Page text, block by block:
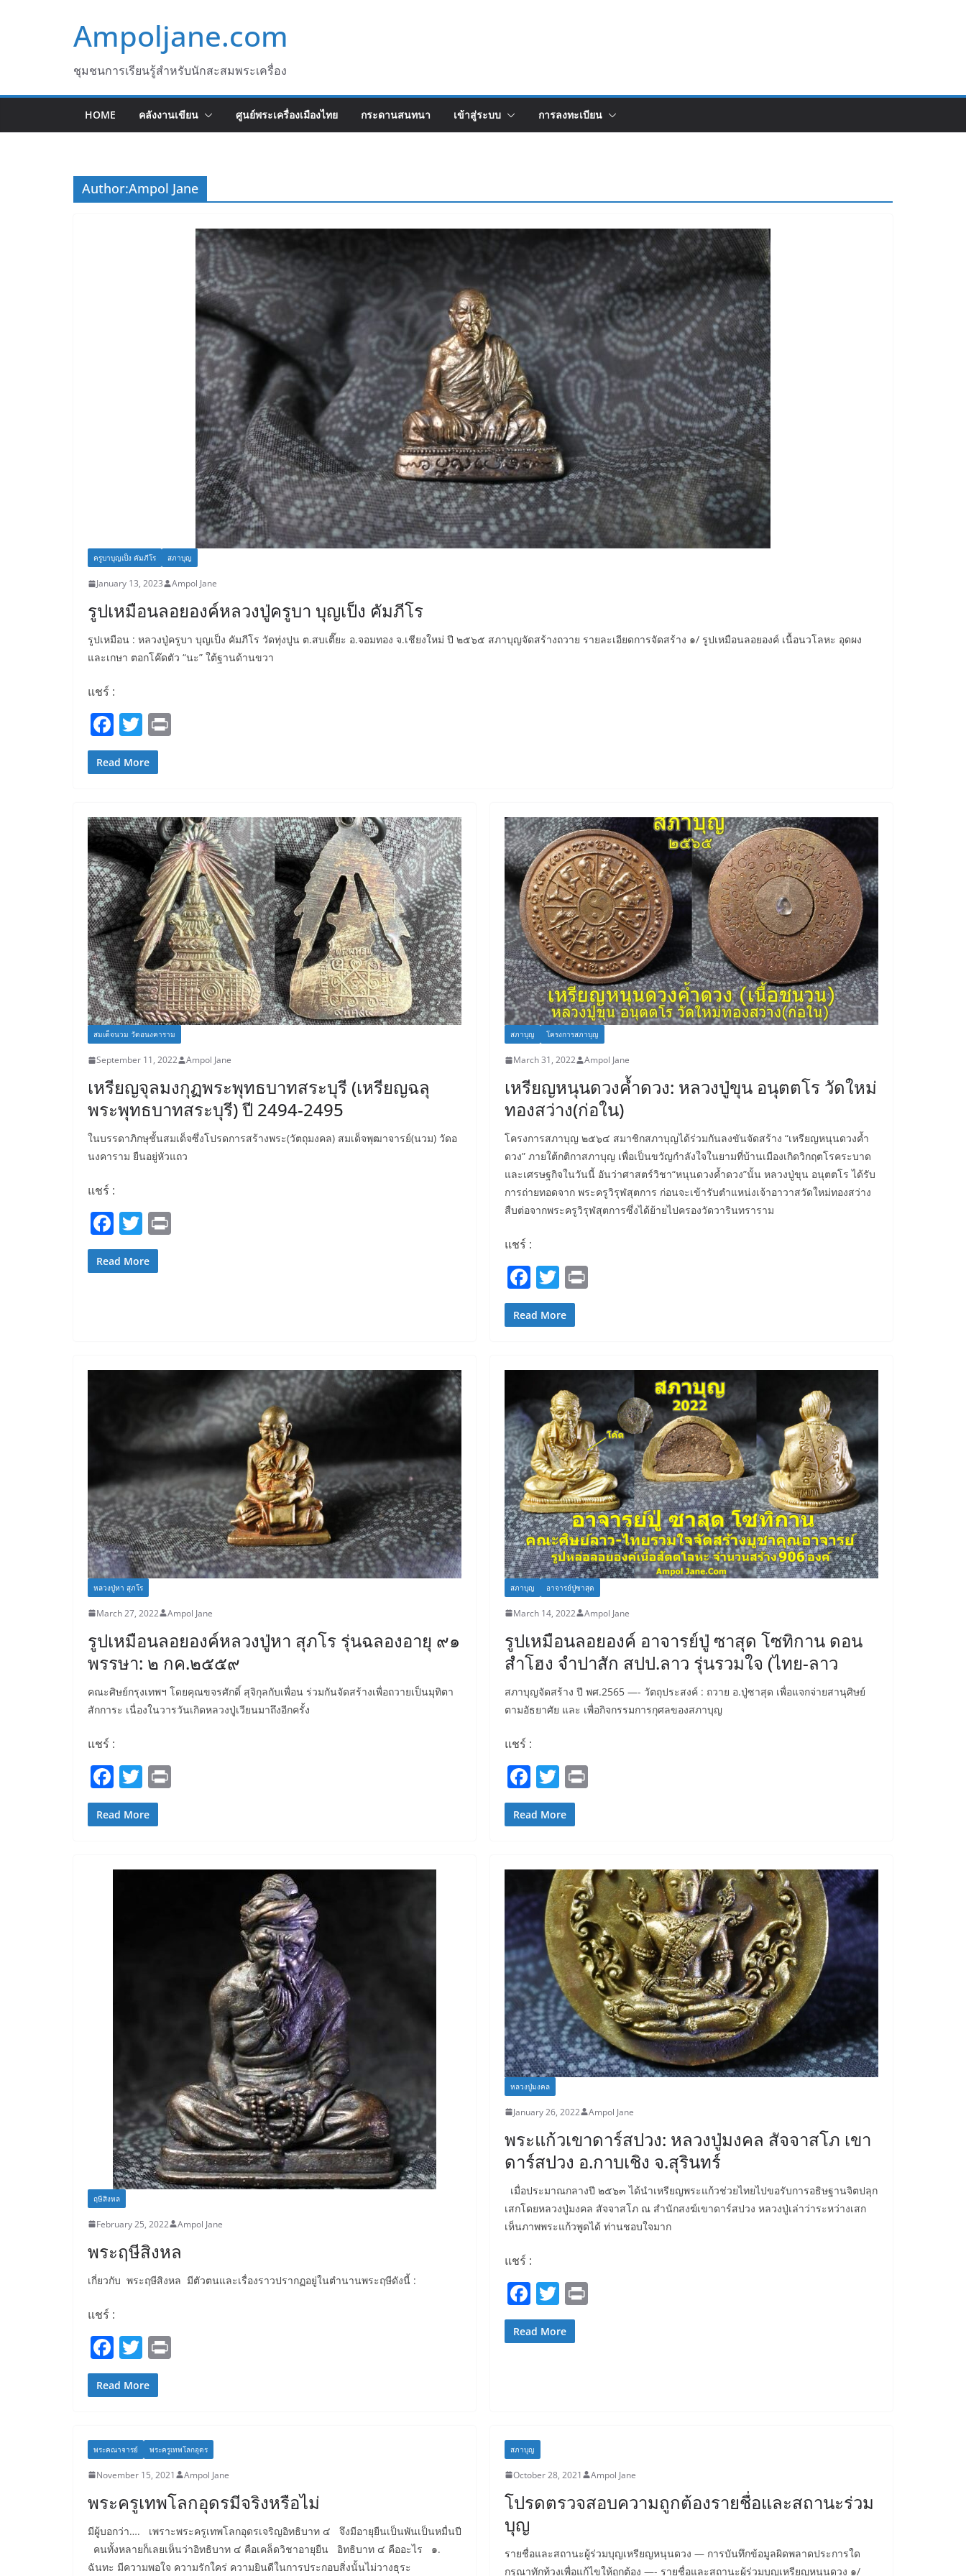
Ampoljane.com
ชุมชนการเรียนรู้สำหรับนักสะสมพระเครื่อง
HOME คลังงานเขียน ศูนย์พระเครื่องเมืองไทย กระดานสนทนา เข้าสู่ระบบ การลงทะเบียน
Author:Ampol Jane
ครูบาบุญเป็ง คัมภีโร สภาบุญ
January 13, 2023 Ampol Jane
รูปเหมือนลอยองค์หลวงปู่ครูบา บุญเป็ง คัมภีโร
รูปเหมือน : หลวงปู่ครูบา บุญเป็ง คัมภีโร วัดทุ่งปูน ต.สบเตี๊ยะ อ.จอมทอง จ.เชียงใหม่ ปี ๒๕๖๕ สภาบุญจัดสร้างถวาย รายละเอียดการจัดสร้าง ๑/ รูปเหมือนลอยองค์ เนื้อนวโลหะ อุดผง
และเกษา ตอกโค๊ดตัว “นะ” ใต้ฐานด้านขวา
แชร์ :
F
a
c
b
o
o
k
T
w
itt
Read More
สมเด็จนวม วัดอนงคาราม
September 11, 2022 Ampol Jane
เหรียญจุลมงกุฏพระพุทธบาทสระบุรี (เหรียญฉลุ
พระพุทธบาทสระบุรี) ปี 2494-2495
ในบรรดาภิกษุชั้นสมเด็จซึ่งโปรดการสร้างพระ(วัตถุมงคล) สมเด็จพุฒาจารย์(นวม) วัดอ
นงคาราม ยืนอยู่หัวแถว
แชร์ :
F
a
c
T
w
itt
Read More
สภาบุญ โครงการสภาบุญ
March 31, 2022 Ampol Jane
เหรียญหนุนดวงค้ำดวง: หลวงปู่ขุน อนุตตโร วัดใหม่
ทองสว่าง(ก่อใน)
โครงการสภาบุญ ๒๕๖๔ สมาชิกสภาบุญได้ร่วมกันลงขันจัดสร้าง “เหรียญหนุนดวงค้ำ
ดวง” ภายใต้กติกาสภาบุญ เพื่อเป็นขวัญกำลังใจในยามที่บ้านเมืองเกิดวิกฤตโรคระบาด
และเศรษฐกิจในวันนี้ อันว่าศาสตร์วิชา“หนุนดวงค้ำดวง”นั้น หลวงปู่ขุน อนุตตโร ได้รับ
การถ่ายทอดจาก พระครูวิรุฬสุตการ ก่อนจะเข้ารับตำแหน่งเจ้าอาวาสวัดใหม่ทองสว่าง
สืบต่อจากพระครูวิรุฬสุตการซึ่งได้ย้ายไปครองวัดวารินทราราม
แชร์ :
F
a
c
b
o
k
T
w
itt
Read More
หลวงปู่หา สุภโร
March 27, 2022 Ampol Jane
รูปเหมือนลอยองค์หลวงปู่หา สุภโร รุ่นฉลองอายุ ๙๑
พรรษา: ๒ กค.๒๕๕๙
คณะศิษย์กรุงเทพฯ โดยคุณขจรศักดิ์ สุจิกุลกับเพื่อน ร่วมกันจัดสร้างเพื่อถวายเป็นมุทิตา
สักการะ เนื่องในวารวันเกิดหลวงปู่เวียนมาถึงอีกครั้ง
แชร์ :
F
a
c
b
T
w
itt
Read More
สภาบุญ อาจารย์ปู่ซาสุด
March 14, 2022 Ampol Jane
รูปเหมือนลอยองค์ อาจารย์ปู่ ซาสุด โซทิกาน ดอน
สำโฮง จำปาสัก สปป.ลาว รุ่นรวมใจ (ไทย-ลาว
สภาบุญจัดสร้าง ปี พศ.2565 —- วัตถุประสงค์ : ถวาย อ.ปู่ซาสุด เพื่อแจกจ่ายสานุศิษย์
ตามอัธยาศัย และ เพื่อกิจกรรมการกุศลของสภาบุญ
แชร์ :
F
a
c
b
o
o
k
T
w
itt
Read More
ฤษีสิงหล
February 25, 2022 Ampol Jane
พระฤษีสิงหล
เกี่ยวกับ พระฤษีสิงหล มีตัวตนและเรื่องราวปรากฏอยู่ในตำนานพระฤษีดังนี้ :
แชร์ :
F
a
c
b
o
o
k
T
w
itt
Read More
หลวงปู่มงคล
January 26, 2022 Ampol Jane
พระแก้วเขาดาร์สปวง: หลวงปู่มงคล สัจจาสโภ เขา
ดาร์สปวง อ.กาบเชิง จ.สุรินทร์
เมื่อประมาณกลางปี ๒๕๖๓ ได้นำเหรียญพระแก้วช่วยไทยไปขอรับการอธิษฐานจิตปลุก
เสกโดยหลวงปู่มงคล สัจจาสโภ ณ สำนักสงฆ์เขาดาร์สปวง หลวงปู่เล่าว่าระหว่างเสก
เห็นภาพพระแก้วพูดได้ ท่านชอบใจมาก
แชร์ :
F
a
c
k
T
w
itt
Read More
พระคณาจารย์ พระครูเทพโลกอุดร
November 15, 2021 Ampol Jane
พระครูเทพโลกอุดรมีจริงหรือไม่
มีผู้บอกว่า…. เพราะพระครูเทพโลกอุดรเจริญอิทธิบาท ๔ จึงมีอายุยืนเป็นพันเป็นหมื่นปี
คนทั้งหลายก็เลยเห็นว่าอิทธิบาท ๔ คือเคล็ดวิชาอายุยืน อิทธิบาท ๔ คืออะไร ๑.
ฉันทะ มีความพอใจ ความรักใคร่ ความยินดีในการประกอบสิ่งนั้นไม่วางธุระ
สภาบุญ
October 28, 2021 Ampol Jane
โปรดตรวจสอบความถูกต้องรายชื่อและสถานะร่วม
บุญ
รายชื่อและสถานะผู้ร่วมบุญเหรียญหนุนดวง — การบันทึกข้อมูลผิดพลาดประการใด
กรุณาทักท้วงเพื่อแก้ไขให้ถูกต้อง —- รายชื่อและสถานะผู้ร่วมบุญเหรียญหนุนดวง ๑/